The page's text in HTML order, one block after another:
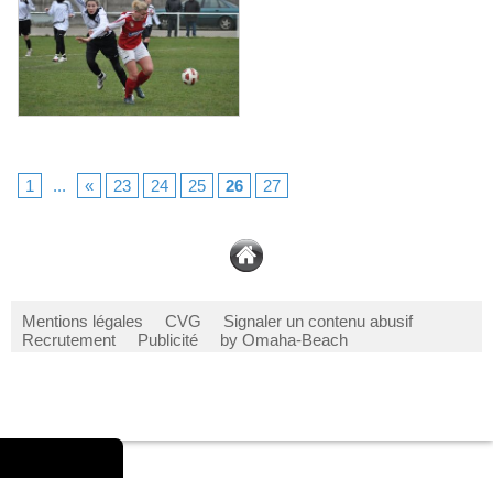
1 ... « 23 24 25 26 27
Mentions légales CVG
Signaler un contenu abusif
Recrutement
Publicité by Omaha-Beach